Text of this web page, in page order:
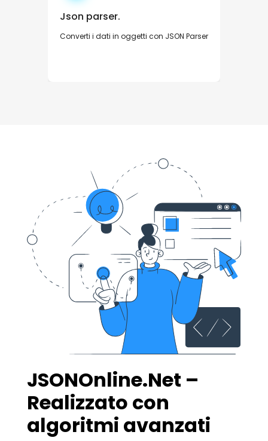
Json parser.
Converti i dati in oggetti con JSON Parser
JSONOnline.Net –
Realizzato con
algoritmi avanzati